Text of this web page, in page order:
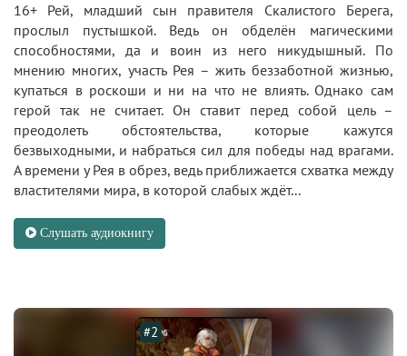
16+ Рей, младший сын правителя Скалистого Берега,
прослыл пустышкой. Ведь он обделён магическими
способностями, да и воин из него никудышный. По
мнению многих, участь Рея – жить беззаботной жизнью,
купаться в роскоши и ни на что не влиять. Однако сам
герой так не считает. Он ставит перед собой цель –
преодолеть обстоятельства, которые кажутся
безвыходными, и набраться сил для победы над врагами.
А времени у Рея в обрез, ведь приближается схватка между
властителями мира, в которой слабых ждёт...
Слушать аудиокнигу
#2